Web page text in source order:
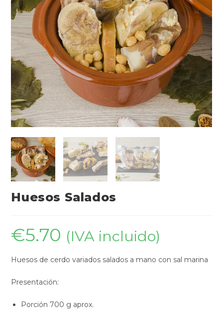
Huesos Salados
€5.70 (IVA incluido)
Huesos de cerdo variados salados a mano con sal marina
Presentación:
Porción 700 g aprox.